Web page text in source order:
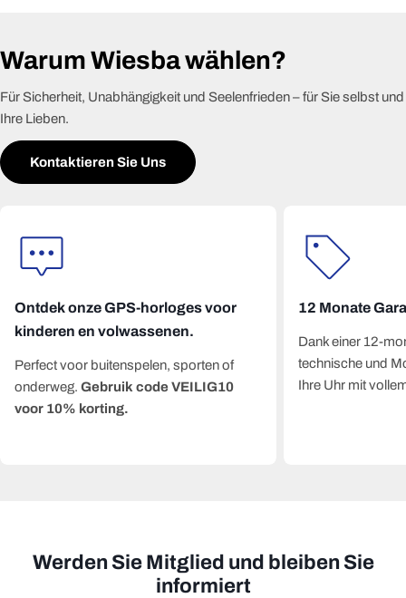
Warum Wiesba wählen?
Für Sicherheit, Unabhängigkeit und Seelenfrieden – für Sie selbst und
Ihre Lieben.
Kontaktieren Sie Uns
Ontdek onze GPS-horloges voor
kinderen en volwassenen.
Perfect voor buitenspelen, sporten of
onderweg. Gebruik code VEILIG10
voor 10% korting.
12 Monate
Dank einer 12-
technische und
Ihre Uhr mit
Werden Sie Mitglied und bleiben Sie
informiert